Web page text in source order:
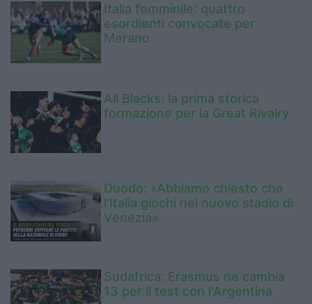
Italia femminile: quattro
esordienti convocate per
Merano
All Blacks: la prima storica
formazione per la Great Rivalry
Duodo: «Abbiamo chiesto che
l’Italia giochi nel nuovo stadio di
Venezia»
Sudafrica: Erasmus ne cambia
13 per il test con l'Argentina